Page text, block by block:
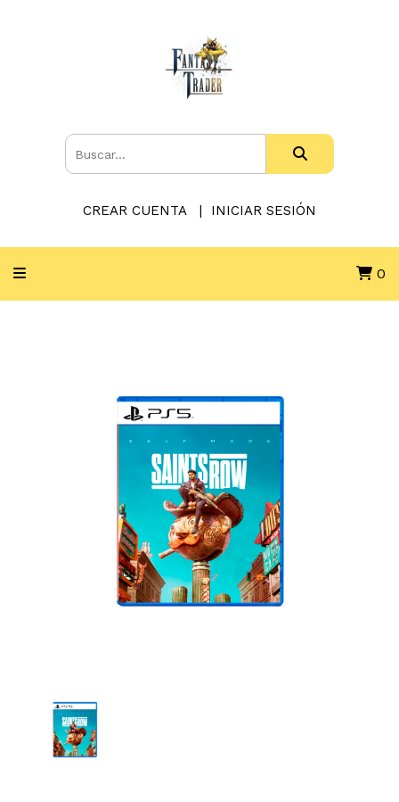
CREAR CUENTA INICIAR SESIÓN
0